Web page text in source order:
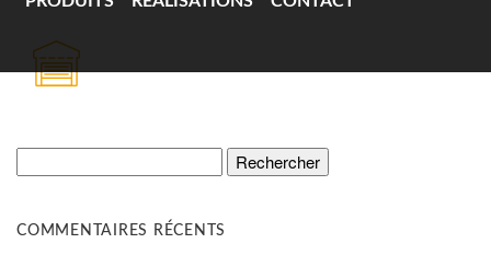
COMMENTAIRES RÉCENTS